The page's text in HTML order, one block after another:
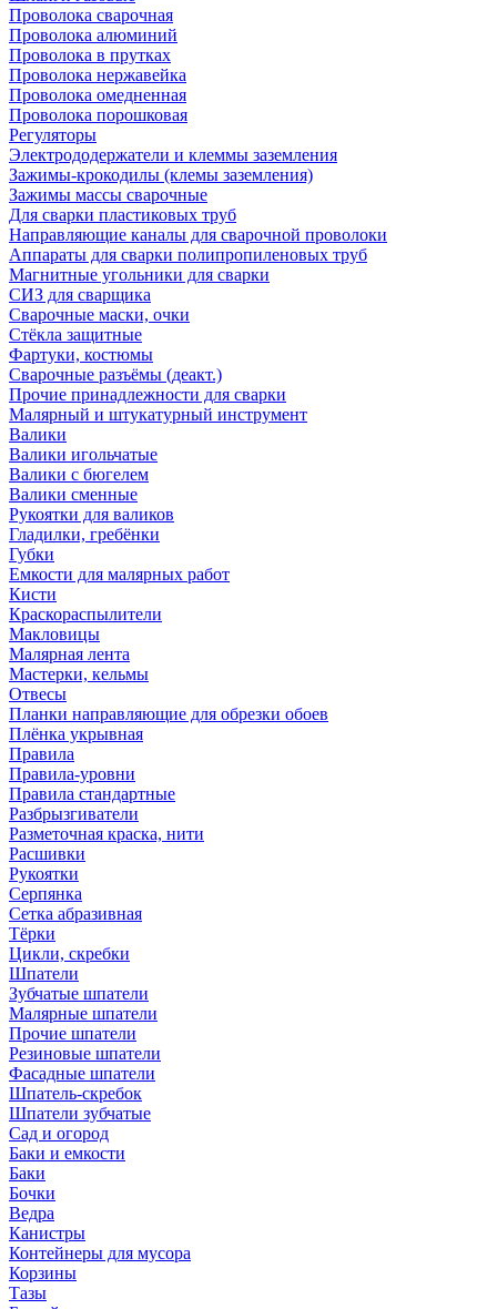
Проволока сварочная
Проволока алюминий
Проволока в прутках
Проволока нержавейка
Проволока омедненная
Проволока порошковая
Регуляторы
Электрододержатели и клеммы заземления
Зажимы-крокодилы (клемы заземления)
Зажимы массы сварочные
Для сварки пластиковых труб
Направляющие каналы для сварочной проволоки
Аппараты для сварки полипропиленовых труб
Магнитные угольники для сварки
СИЗ для сварщика
Сварочные маски, очки
Стёкла защитные
Фартуки, костюмы
Сварочные разъёмы (деакт.)
Прочие принадлежности для сварки
Малярный и штукатурный инструмент
Валики
Валики игольчатые
Валики с бюгелем
Валики сменные
Рукоятки для валиков
Гладилки, гребёнки
Губки
Емкости для малярных работ
Кисти
Краскораспылители
Макловицы
Малярная лента
Мастерки, кельмы
Отвесы
Планки направляющие для обрезки обоев
Плёнка укрывная
Правила
Правила-уровни
Правила стандартные
Разбрызгиватели
Разметочная краска, нити
Расшивки
Рукоятки
Серпянка
Сетка абразивная
Тёрки
Цикли, скребки
Шпатели
Зубчатые шпатели
Малярные шпатели
Прочие шпатели
Резиновые шпатели
Фасадные шпатели
Шпатель-скребок
Шпатели зубчатые
Сад и огород
Баки и емкости
Баки
Бочки
Ведра
Канистры
Контейнеры для мусора
Корзины
Тазы